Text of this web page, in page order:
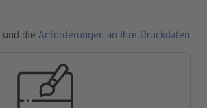
und die Anforderungen an Ihre Druckdaten